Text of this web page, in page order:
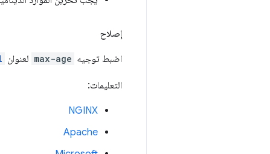
إصلاح
اضبط توجيه max-age لعنوان
التعليمات:
NGINX
Apache